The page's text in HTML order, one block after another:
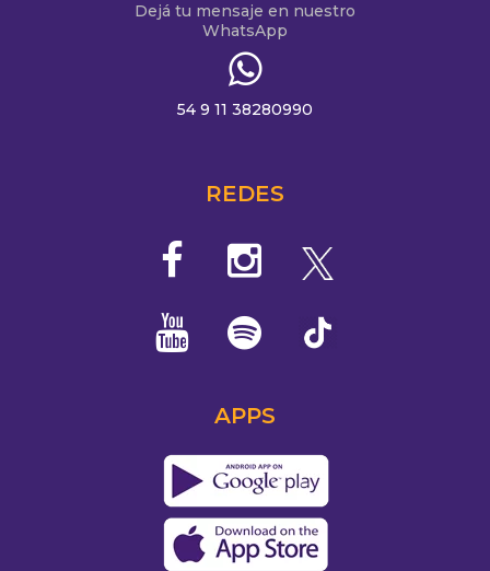
Dejá tu mensaje en nuestro
WhatsApp
54 9 11 38280990
REDES
APPS